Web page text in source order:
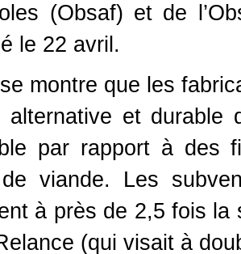
(Obsaf) et de
le 22 avril.
montre que les
alternative et durable
par rapport à des
viande. Les
à près de 2,5 fois
(qui visait à